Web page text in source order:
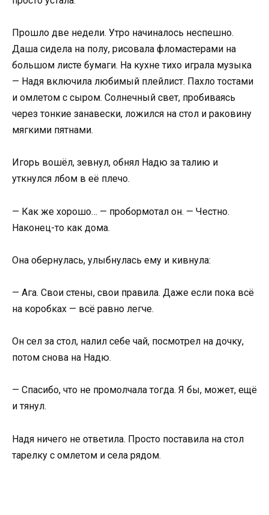
Прошло две недели. Утро начиналось неспешно.
Даша сидела на полу, рисовала фломастерами на
большом листе бумаги. На кухне тихо играла музыка
— Надя включила любимый плейлист. Пахло тостами
и омлетом с сыром. Солнечный свет, пробиваясь
через тонкие занавески, ложился на стол и раковину
мягкими пятнами.
Игорь вошёл, зевнул, обнял Надю за талию и
уткнулся лбом в её плечо.
— Как же хорошо… — пробормотал он. — Честно.
Наконец-то как дома.
Она обернулась, улыбнулась ему и кивнула:
— Ага. Свои стены, свои правила. Даже если пока всё
на коробках — всё равно легче.
Он сел за стол, налил себе чай, посмотрел на дочку,
потом снова на Надю.
— Спасибо, что не промолчала тогда. Я бы, может, ещё
и тянул.
Надя ничего не ответила. Просто поставила на стол
тарелку с омлетом и села рядом.